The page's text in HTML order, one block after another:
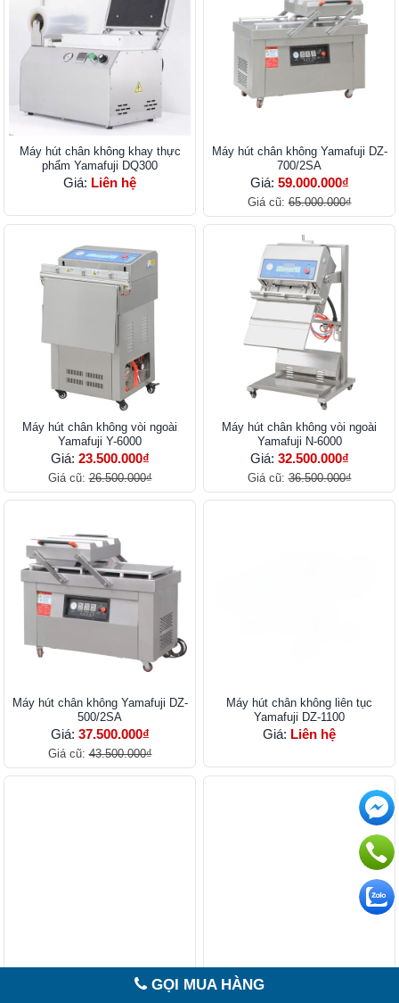
Máy hút chân không khay thực
phẩm Yamafuji DQ300
Giá: Liên hệ
Máy hút chân không Yamafuji DZ-
700/2SA
Giá: 59.000.000₫
Giá cũ:65.000.000₫
Máy hút chân không vòi ngoài
Yamafuji Y-6000
Giá: 23.500.000₫
Giá cũ:26.500.000₫
Máy hút chân không vòi ngoài
Yamafuji N-6000
Giá: 32.500.000₫
Giá cũ:36.500.000₫
Máy hút chân không Yamafuji DZ-
500/2SA
Giá: 37.500.000₫
Giá cũ:43.500.000₫
Máy hút chân không liên tục
Yamafuji DZ-1100
Giá: Liên hệ
Máy hút chân không Yamafuji DZ-
Máy hút chân không Yamafuji DZ-
GỌI MUA HÀNG